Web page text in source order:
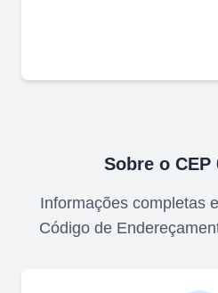
Sobre o CEP
Informações completas
Código de